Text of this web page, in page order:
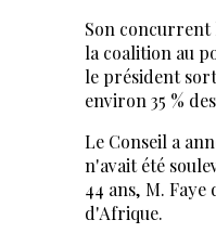
Son concurrent
la coalition au
le président
environ 35 %
Le Conseil a
n'avait été
44 ans, M.
d'Afrique.